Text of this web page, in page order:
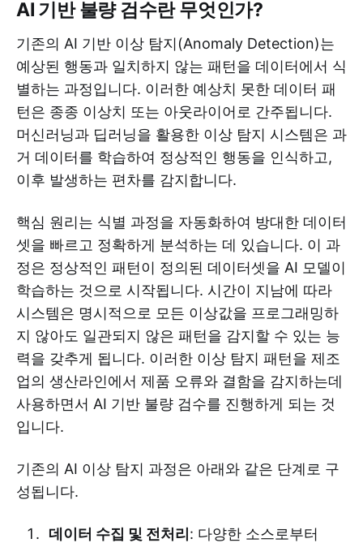
AI 기반 불량 검수란 무엇인가?
기존의 AI 기반 이상 탐지(Anomaly Detection)는
예상된 행동과 일치하지 않는 패턴을 데이터에서 식
별하는 과정입니다. 이러한 예상치 못한 데이터 패
턴은 종종 이상치 또는 아웃라이어로 간주됩니다.
머신러닝과 딥러닝을 활용한 이상 탐지 시스템은 과
거 데이터를 학습하여 정상적인 행동을 인식하고,
이후 발생하는 편차를 감지합니다.
핵심 원리는 식별 과정을 자동화하여 방대한 데이터
셋을 빠르고 정확하게 분석하는 데 있습니다. 이 과
정은 정상적인 패턴이 정의된 데이터셋을 AI 모델이
학습하는 것으로 시작됩니다. 시간이 지남에 따라
시스템은 명시적으로 모든 이상값을 프로그래밍하
지 않아도 일관되지 않은 패턴을 감지할 수 있는 능
력을 갖추게 됩니다. 이러한 이상 탐지 패턴을 제조
업의 생산라인에서 제품 오류와 결함을 감지하는데
사용하면서 AI 기반 불량 검수를 진행하게 되는 것
입니다.
기존의 AI 이상 탐지 과정은 아래와 같은 단계로 구
성됩니다.
데이터 수집 및 전처리 : 다양한 소스로부터